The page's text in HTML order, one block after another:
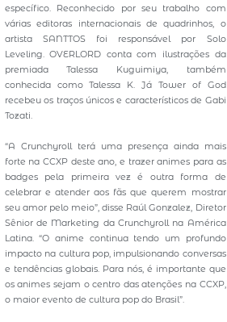
específico. Reconhecido por seu trabalho com
várias editoras internacionais de quadrinhos, o
artista SANTTOS foi responsável por Solo
Leveling. OVERLORD conta com ilustrações da
premiada Talessa Kuguimiya, também
conhecida como Talessa K. Já Tower of God
recebeu os traços únicos e característicos de Gabi
Tozati.
“A Crunchyroll terá uma presença ainda mais
forte na CCXP deste ano, e trazer animes para as
badges pela primeira vez é outra forma de
celebrar e atender aos fãs que querem mostrar
seu amor pelo meio”, disse Raúl Gonzalez, Diretor
Sênior de Marketing da Crunchyroll na América
Latina. “O anime continua tendo um profundo
impacto na cultura pop, impulsionando conversas
e tendências globais. Para nós, é importante que
os animes sejam o centro das atenções na CCXP,
o maior evento de cultura pop do Brasil”.